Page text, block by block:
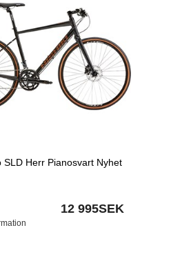
SLD Herr Pianosvart Nyhet
12 995SEK